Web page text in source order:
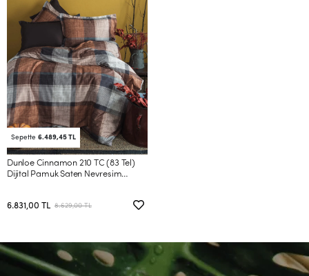
Sepette 6.489,45 TL
Dunloe Cinnamon 210 TC (83 Tel)
Dijital Pamuk Saten Nevresim
6.831,00 TL 8.629,00 TL